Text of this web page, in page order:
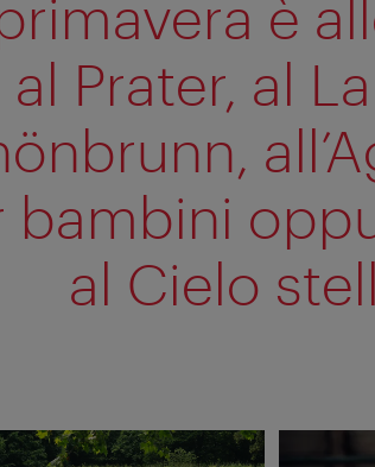
primavera è
al Prater, al
bambini
al Cielo